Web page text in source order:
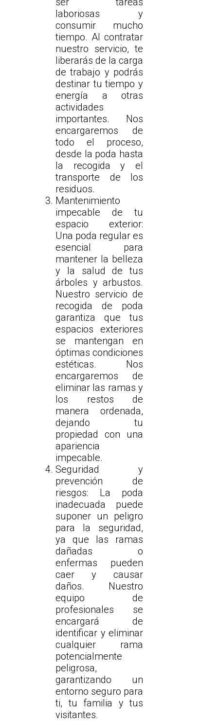
laboriosas y
consumir mucho
tiempo. Al contratar
nuestro servicio, te
liberarás de la carga
de trabajo y podrás
destinar tu tiempo y
energía a otras
actividades
importantes. Nos
encargaremos de
todo el proceso,
desde la poda hasta
la recogida y el
transporte de los
residuos.
Mantenimiento
impecable de tu
espacio exterior:
Una poda regular es
esencial para
mantener la belleza
y la salud de tus
árboles y arbustos.
Nuestro servicio de
recogida de poda
garantiza que tus
espacios exteriores
se mantengan en
óptimas condiciones
estéticas. Nos
encargaremos de
eliminar las ramas y
los restos de
manera ordenada,
dejando tu
propiedad con una
apariencia
impecable.
Seguridad y
prevención de
riesgos: La poda
inadecuada puede
suponer un peligro
para la seguridad,
ya que las ramas
dañadas o
enfermas pueden
caer y causar
daños. Nuestro
equipo de
profesionales se
encargará de
identificar y eliminar
cualquier rama
potencialmente
peligrosa,
garantizando un
entorno seguro para
ti, tu familia y tus
visitantes.